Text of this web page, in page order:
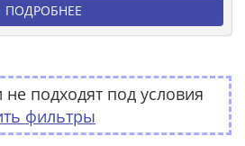
ПОДРОБНЕЕ
подходят под условия
фильтры